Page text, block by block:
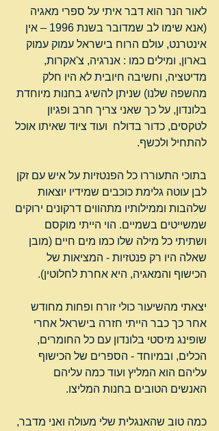
לאור הנר הוא דבר איתי על ספרי מאגיה
(אנא שימו לב שמדובר בשנת 1996 – אין
אינטרנט, עולם הרוח בישראל עמוק עמוק
בארון, ומילים כמו : אנרגיה, צ'אקרות,
מדיטציה, וחשיבה חיובית לא היו חלק
מהשפה שלנו) שניתן להשיג בחנות מיוחדת
בלונדון, על כך שאני צריך חרב ופגיון
לטקסים, כדור בדולח  ועוד ציוד שאיתו אוכל
להתחיל ולכשף.
בתוכי התעוררו כל הפנטזיות על איש עם זקן
לבן עוטה גלימת כוכבים שמידיו יוצאות
שלהבות וממילותיו מתהווים דרקונים ירוקים
שמשייטים בשמיים. הוי הייתי מוקסם
ושתיתי כל מילה שלו כמו מים חיים (מובן
שאלה היו רק פנטזיות - המציאות של
הכישוף והמאגיה, היא אחרת לחלוטין).
יצאתי מהשיעור כולי זורח ופחות מחודש
אחר כך כבר הייתי חזרה בישראל אחרי
שופינג מיסטי בלונדון עם כל החומרים,
הכלים, ובמיוחד - הספרים של הכישוף
עליהם הוא המליץ ועוד כמה עליהם
האנשים הטובים בחנות המליצו.
כמה טוב שהאנגלית שלי מעולה ואני מדבר,